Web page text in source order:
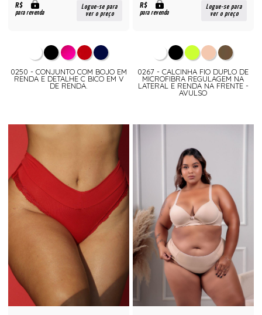
R$
para revenda
Logue-se para
ver o preço
0250 - CONJUNTO COM BOJO EM
RENDA E DETALHE C BICO EM V
DE RENDA.
R$
para revenda
Logue-se para
ver o preço
0267 - CALCINHA FIO DUPLO DE
MICROFIBRA REGULAGEM NA
LATERAL E RENDA NA FRENTE -
AVULSO